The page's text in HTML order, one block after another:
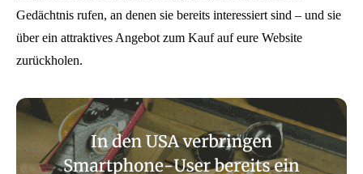
Gedächtnis rufen, an denen sie bereits interessiert sind – und sie
über ein attraktives Angebot zum Kauf auf eure Website
zurückholen.